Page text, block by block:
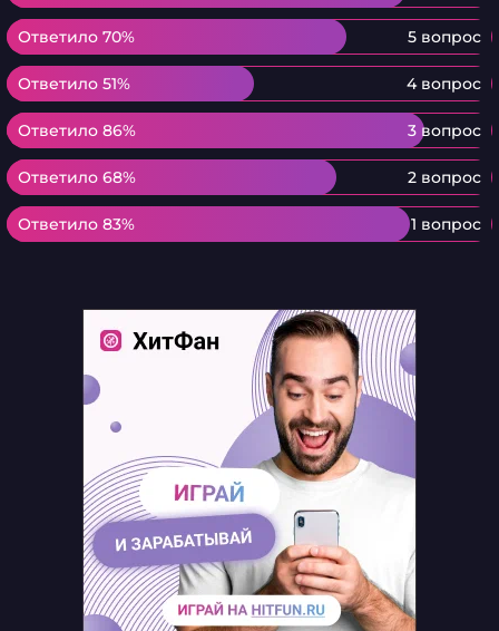
Ответило 70% 5 вопрос
Ответило 70%
Ответило 51% 4 вопрос
Ответило 51%
Ответило 86% 3 вопрос
Ответило 86%
Ответило 68% 2 вопрос
Ответило 68%
Ответило 83% 1 вопрос
Ответило 83%